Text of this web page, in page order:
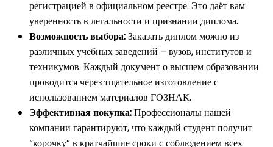
регистрацией в официальном реестре. Это даёт вам
уверенность в легальности и признании диплома.
Возможность выбора:Заказать диплом можно из
различных учебных заведений – вузов, институтов и
техникумов. Каждый документ о высшем образовании
проводится через тщательное изготовление с
использованием материалов ГОЗНАК.
Эффективная покупка:Профессионалы нашей
компании гарантируют, что каждый студент получит
“корочку” в кратчайшие сроки с соблюдением всех